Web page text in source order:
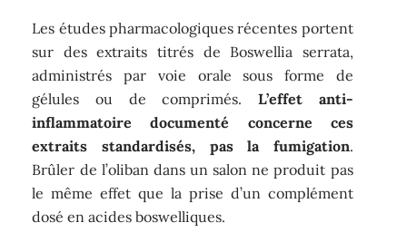
Les études pharmacologiques récentes portent
sur des extraits titrés de Boswellia serrata,
administrés par voie orale sous forme de
gélules ou de comprimés. L’effet anti-
inflammatoire documenté concerne ces
extraits standardisés, pas la fumigation.
Brûler de l’oliban dans un salon ne produit pas
le même effet que la prise d’un complément
dosé en acides boswelliques.